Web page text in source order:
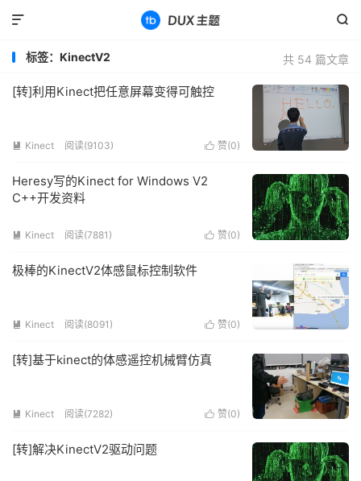


共 54 篇文章
标签：KinectV2
[转]利用Kinect把任意屏幕变得可触控
 赞(0)
 Kinect 阅读(9103)
Heresy写的Kinect for Windows V2
C++开发资料
 赞(0)
 Kinect 阅读(7881)
极棒的KinectV2体感鼠标控制软件
 赞(0)
 Kinect 阅读(8091)
[转]基于kinect的体感遥控机械臂仿真
 赞(0)
 Kinect 阅读(7282)
[转]解决KinectV2驱动问题